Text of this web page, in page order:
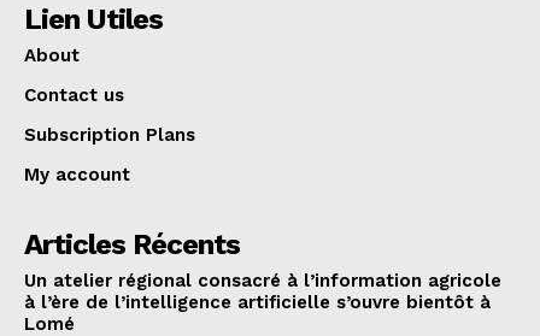
Lien Utiles
About
Contact us
Subscription Plans
My account
Articles Récents
Un atelier régional consacré à l’information agricole
à l’ère de l’intelligence artificielle s’ouvre bientôt à
Lomé